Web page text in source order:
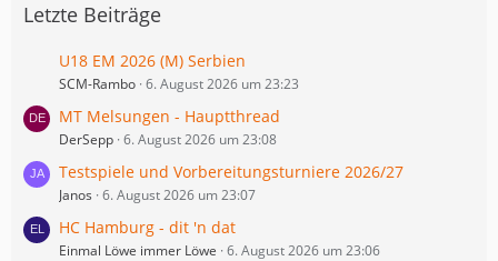
Letzte Beiträge
U18 EM 2026 (M) Serbien
SCM-Rambo 6. August 2026 um 23:23
MT Melsungen - Hauptthread
DerSepp 6. August 2026 um 23:08
Testspiele und Vorbereitungsturniere 2026/27
Janos 6. August 2026 um 23:07
HC Hamburg - dit 'n dat
Einmal Löwe immer Löwe 6. August 2026 um 23:06